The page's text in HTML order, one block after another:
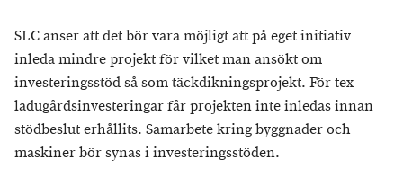
SLC anser att det bör vara möjligt att på eget initiativ
inleda mindre projekt för vilket man ansökt om
investeringsstöd så som täckdikningsprojekt. För tex
ladugårdsinvesteringar får projekten inte inledas innan
stödbeslut erhållits. Samarbete kring byggnader och
maskiner bör synas i investeringsstöden.